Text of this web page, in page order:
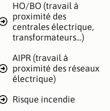
HO/BO (travail à
proximité des
centrales électrique,
transformateurs…)
AIPR (travail à
proximité des réseaux
électrique)
Risque incendie